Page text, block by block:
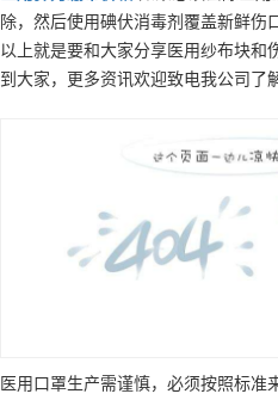
除，然后使用碘伏消毒剂覆盖新鲜伤
以上就是要和大家分享医用纱布块和
到大家，更多资讯欢迎致电我公司了
医用口罩生产需谨慎，必须按照标准